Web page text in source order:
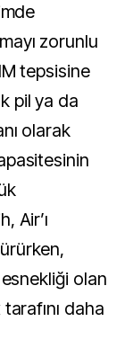
zorunlu
tepsisine
pil ya da
olarak
Air’ı
olan
daha